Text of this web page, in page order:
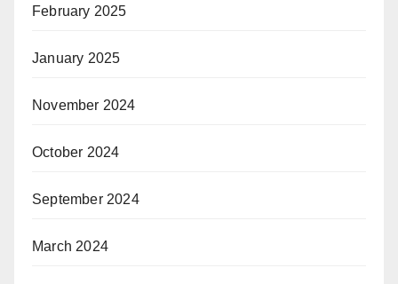
February 2025
January 2025
November 2024
October 2024
September 2024
March 2024